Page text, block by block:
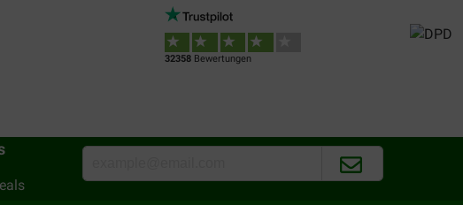
32358Bewertungen